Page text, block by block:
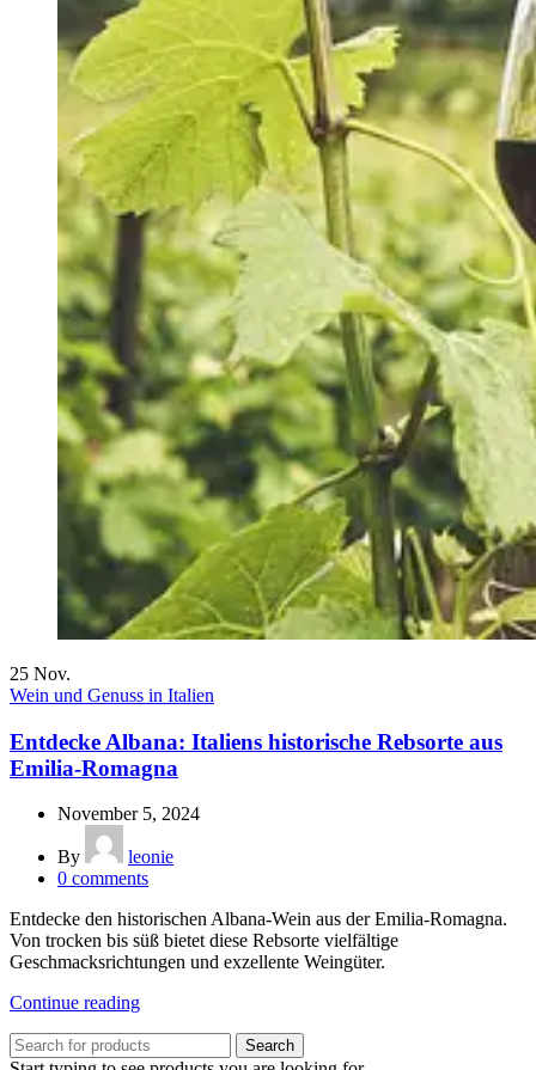
25 Nov.
Wein und Genuss in Italien
Entdecke Albana: Italiens historische Rebsorte aus
Emilia-Romagna
November 5, 2024
By
leonie
0 comments
Entdecke den historischen Albana-Wein aus der Emilia-Romagna.
Von trocken bis süß bietet diese Rebsorte vielfältige
Geschmacksrichtungen und exzellente Weingüter.
Continue reading
Search